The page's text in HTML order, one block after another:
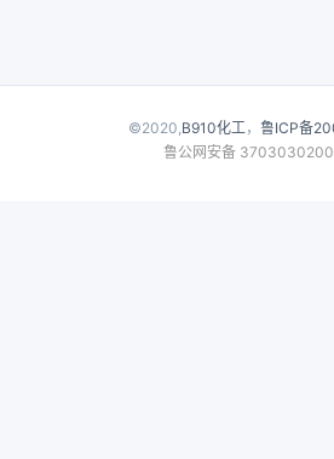
工项目，新建生物基丁二酸及其盐厂房，
酸发酵系统设备、提取设备、淀粉制糖设
字化自控系统、污水尾气处理设施等先进
©2020,B910化工， 鲁ICP备
鲁公网安备